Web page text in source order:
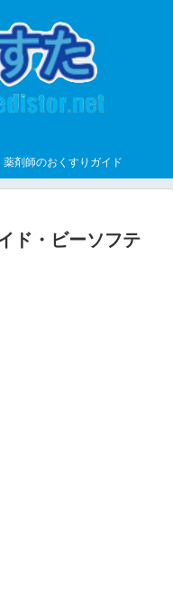
薬剤師のおくすりガイド
ド・ビーソフテ